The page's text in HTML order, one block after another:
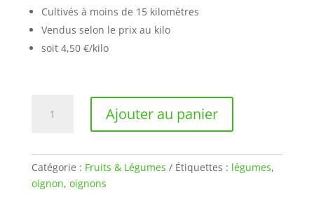
Cultivés à moins de 15 kilomètres
Vendus selon le prix au kilo
soit 4,50 €/kilo
-
500g
Ajouter au panier
Catégorie : Fruits & Légumes Étiquettes : légumes,
oignon, oignons